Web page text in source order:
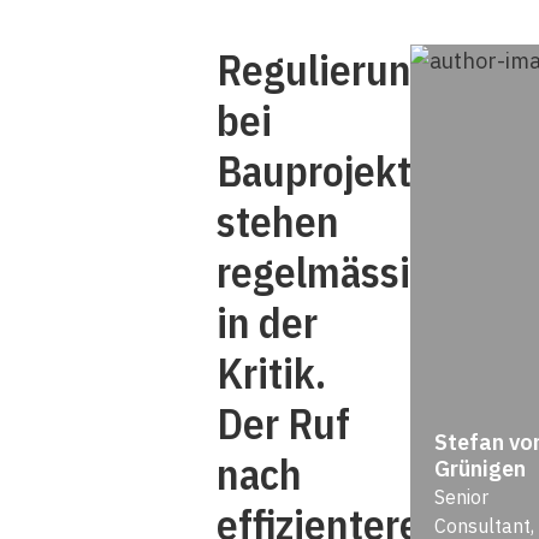
bei
Bauprojekten
stehen
regelmässig
in der
Kritik.
Der Ruf
nach
effizienteren
Stefan
Grünigen
Senior
Consultant,